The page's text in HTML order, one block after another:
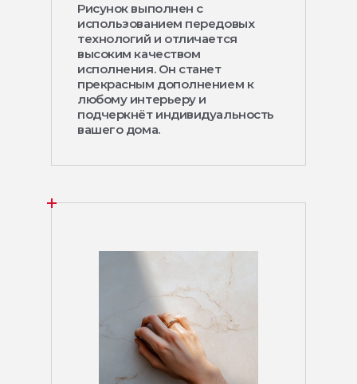
Рисунок выполнен с
использованием передовых
технологий и отличается
высоким качеством
исполнения. Он станет
прекрасным дополнением к
любому интерьеру и
подчеркнёт индивидуальность
вашего дома.